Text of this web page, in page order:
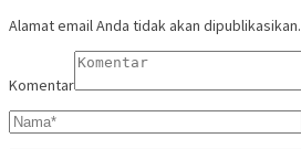
Alamat email Anda tidak akan dipublikasikan.
Komentar